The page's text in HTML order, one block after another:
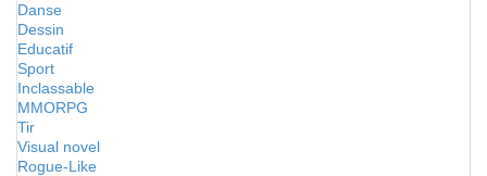
Danse
Dessin
Educatif
Sport
Inclassable
MMORPG
Tir
Visual novel
Rogue-Like